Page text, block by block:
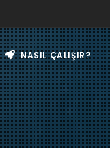
NASIL ÇALIŞIR?